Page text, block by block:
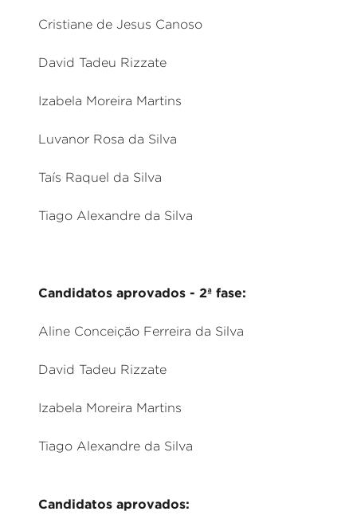
Cristiane de Jesus Canoso
David Tadeu Rizzate
Izabela Moreira Martins
Luvanor Rosa da Silva
Taís Raquel da Silva
Tiago Alexandre da Silva
Candidatos aprovados - 2ª fase:
Aline Conceição Ferreira da Silva
David Tadeu Rizzate
Izabela Moreira Martins
Tiago Alexandre da Silva
Candidatos aprovados: